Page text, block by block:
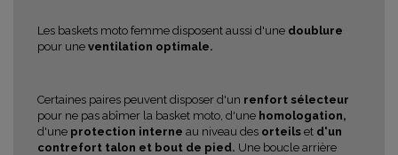
Les baskets moto femme disposent aussi d'une doublure
pour une ventilation optimale.
Certaines paires peuvent disposer d'un renfort sélecteur
pour ne pas abîmer la basket moto, d'une homologation,
d'une protection interne au niveau des orteils et d'un
contrefort talon et bout de pied. Une boucle arrière